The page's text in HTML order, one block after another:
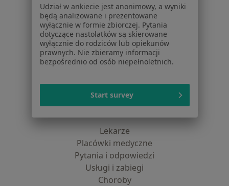
Polityka cookies
Jak działają wyniki wyszukiwania
Dostępność
O nas
Praca Rekrutujemy!
Partnerzy
Kontakt
Lekarze
Placówki medyczne
Pytania i odpowiedzi
Usługi i zabiegi
Choroby
Udział w ankiecie jest anonimowy, a wyniki
będą analizowane i prezentowane
wyłącznie w formie zbiorczej. Pytania
dotyczące nastolatków są skierowane
wyłącznie do rodziców lub opiekunów
prawnych. Nie zbieramy informacji
bezpośrednio od osób niepełnoletnich.
Start survey